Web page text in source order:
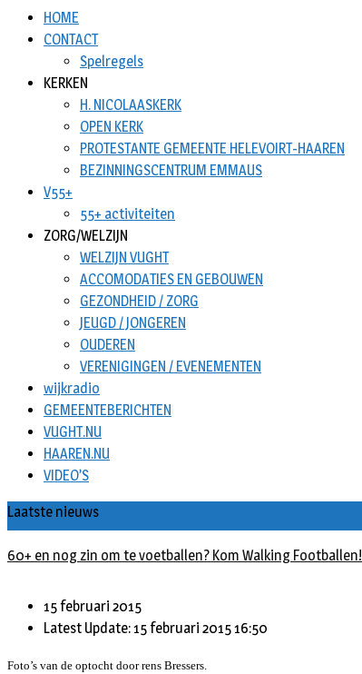
HOME
CONTACT
Spelregels
KERKEN
H. NICOLAASKERK
OPEN KERK
PROTESTANTE GEMEENTE HELEVOIRT-HAAREN
BEZINNINGSCENTRUM EMMAUS
V55+
55+ activiteiten
ZORG/WELZIJN
WELZIJN VUGHT
ACCOMODATIES EN GEBOUWEN
GEZONDHEID / ZORG
JEUGD / JONGEREN
OUDEREN
VERENIGINGEN / EVENEMENTEN
wijkradio
GEMEENTEBERICHTEN
VUGHT.NU
HAAREN.NU
VIDEO’S
Laatste nieuws
60+ en nog zin om te voetballen? Kom Walking Footballen!
15 februari 2015
Latest Update: 15 februari 2015 16:50
Foto’s van de optocht door rens Bressers.